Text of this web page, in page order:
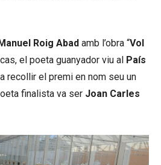
Roig Abad amb l’obra “Vol
el poeta guanyador viu al País
recollir el premi en nom seu un
finalista va ser Joan Carles